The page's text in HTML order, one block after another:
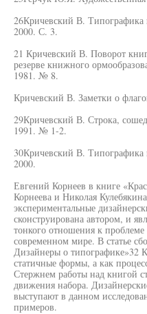
26Кричевский В.
2000. С. 3.
21 Кричевский В. Поворот
резерве книжного
1981. № 8.
Кричевский В. Заметки о
29Кричевский В. Строка,
1991. № 1-2.
30Кричевский В.
2000.
Евгений Корнеев в книге
Корнеева и Николая
экспериментальные
сконструирована автором, и
тонкого отношения к
современном мире. В статье
Дизайнеры о типографике»32
статичные формы, а как
Стержнем работы над книгой
движения набора.
выступают в данном
примеров.